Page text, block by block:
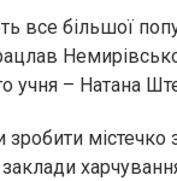
все більшої
учня – Натана